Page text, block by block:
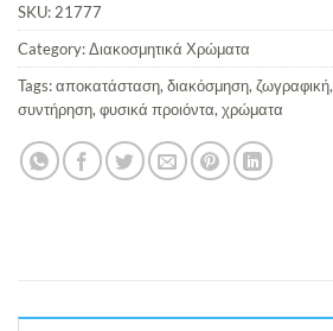
SKU: 21777
Category:Διακοσμητικά Χρώματα
Tags:αποκατάσταση, διακόσμηση, ζωγραφική,
συντήρηση, φυσικά προιόντα, χρώματα